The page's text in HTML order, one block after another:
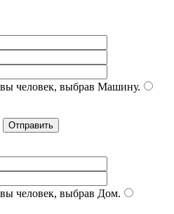
человек, выбрав Машину.
человек, выбрав Дом.